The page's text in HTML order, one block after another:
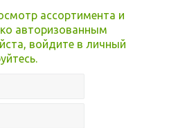
ассортимента и
авторизованным
войдите в личный